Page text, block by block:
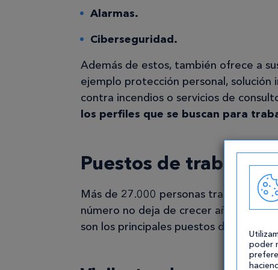
Alarmas.
Ciberseguridad.
Además de estos, también ofrece a
ejemplo protección personal,
contra incendios o servicios de
los perfiles que se buscan para
Puestos de trabajo en
Más de 27.000 personas trabajan
número no deja de crecer año tras
son los principales puestos de trabajo
poder